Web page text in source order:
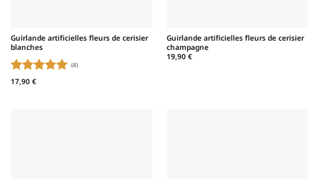
Guirlande artificielles fleurs de cerisier
blanches
Note
(4)
17,90 €
Guirlande artificielles fleurs de cerisier
champagne
19,90 €